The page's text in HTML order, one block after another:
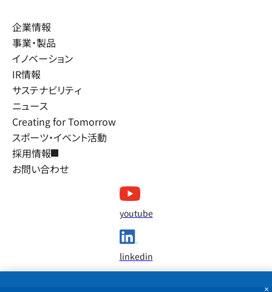
企業情報
事業・製品
イノベーション
IR情報
サステナビリティ
ニュース
Creating for Tomorrow
スポーツ・イベント活動
採用情報
お問い合わせ
youtube
linkedin
×